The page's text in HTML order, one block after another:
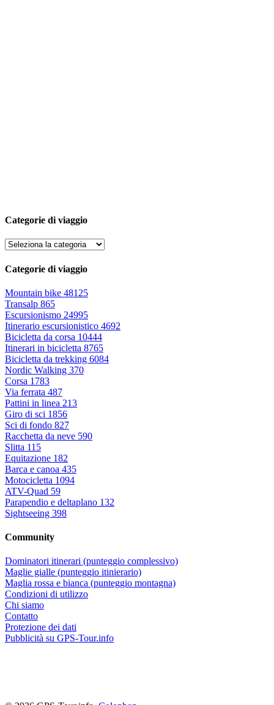
Categorie di viaggio
Categorie di viaggio
Mountain bike 48125
Transalp 865
Escursionismo 24995
Itinerario escursionistico 4692
Bicicletta da corsa 10444
Itinerari in bicicletta 8765
Bicicletta da trekking 6084
Nordic Walking 370
Corsa 1783
Via ferrata 487
Pattini in linea 213
Giro di sci 1856
Sci di fondo 827
Racchetta da neve 590
Slitta 115
Equitazione 182
Barca e canoa 435
Motocicletta 1094
ATV-Quad 59
Parapendio e deltaplano 132
Sightseeing 398
Community
Dominatori itinerari (punteggio complessivo)
Maglie gialle (punteggio itinierario)
Maglia rossa e bianca (punteggio montagna)
Condizioni di utilizzo
Chi siamo
Contatto
Protezione dei dati
Pubblicità su GPS-Tour.info